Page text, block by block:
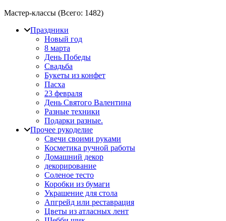
Мастер-классы (Всего: 1482)
Праздники
Новый год
8 марта
День Победы
Свадьба
Букеты из конфет
Пасха
23 февраля
День Святого Валентина
Разные техники
Подарки разные.
Прочее рукоделие
Свечи своими руками
Косметика ручной работы
Домашний декор
декорирование
Соленое тесто
Коробки из бумаги
Украшение для стола
Апгрейд или реставрация
Цветы из атласных лент